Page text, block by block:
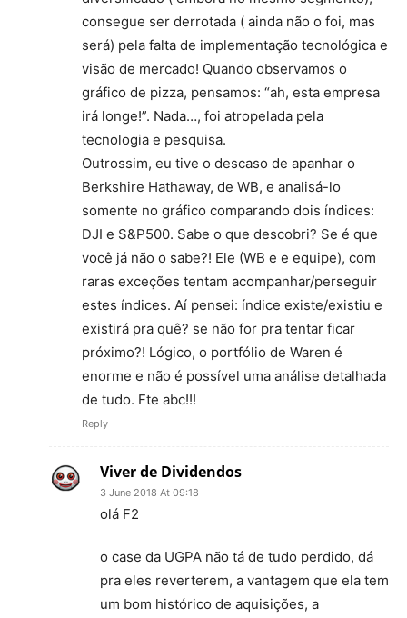
consegue ser derrotada ( ainda não o foi, mas
será) pela falta de implementação tecnológica e
visão de mercado! Quando observamos o
gráfico de pizza, pensamos: “ah, esta empresa
irá longe!”. Nada…, foi atropelada pela
tecnologia e pesquisa.
Outrossim, eu tive o descaso de apanhar o
Berkshire Hathaway, de WB, e analisá-lo
somente no gráfico comparando dois índices:
DJI e S&P500. Sabe o que descobri? Se é que
você já não o sabe?! Ele (WB e e equipe), com
raras exceções tentam acompanhar/perseguir
estes índices. Aí pensei: índice existe/existiu e
existirá pra quê? se não for pra tentar ficar
próximo?! Lógico, o portfólio de Waren é
enorme e não é possível uma análise detalhada
de tudo. Fte abc!!!
Reply
Viver de Dividendos
3 June 2018 At 09:18
olá F2
o case da UGPA não tá de tudo perdido, dá
pra eles reverterem, a vantagem que ela tem
um bom histórico de aquisições, a